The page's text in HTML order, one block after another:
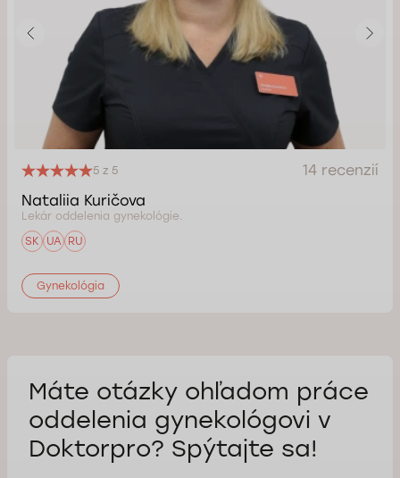
5 z 5
14 recenzií
Nataliia Kuričova
Lekár oddelenia gynekológie.
SK
UA RU
Gynekológia
Máte otázky ohľadom práce
oddelenia gynekológovi v
Doktorpro? Spýtajte sa!